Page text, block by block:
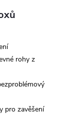
rohy z
pro zavěšení